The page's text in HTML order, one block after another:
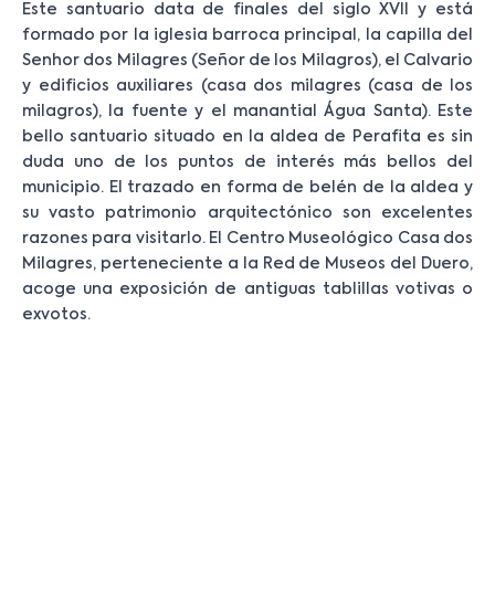
Este santuario data de finales del siglo XVII y está
formado por la iglesia barroca principal, la capilla del
Senhor dos Milagres (Señor de los Milagros), el Calvario
y edificios auxiliares (casa dos milagres (casa de los
milagros), la fuente y el manantial Água Santa). Este
bello santuario situado en la aldea de Perafita es sin
duda uno de los puntos de interés más bellos del
municipio. El trazado en forma de belén de la aldea y
su vasto patrimonio arquitectónico son excelentes
razones para visitarlo. El Centro Museológico Casa dos
Milagres, perteneciente a la Red de Museos del Duero,
acoge una exposición de antiguas tablillas votivas o
exvotos.